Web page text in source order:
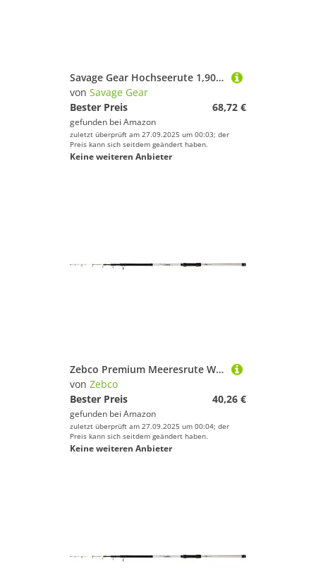
Savage Gear Hochseerute 1,90m XXH 200-600g SGS2 Boat Game Rute
von Savage Gear
Bester Preis
68,72 €
gefunden bei Amazon
zuletzt überprüft am 27.09.2025 um 00:03; der
Preis kann sich seitdem geändert haben.
Keine weiteren Anbieter
Zebco Premium Meeresrute White Tele Angelrute Bootsrute Hochsee-Angeln, Schwarz-Weiß, 3,50 m
von Zebco
Bester Preis
40,26 €
gefunden bei Amazon
zuletzt überprüft am 27.09.2025 um 00:04; der
Preis kann sich seitdem geändert haben.
Keine weiteren Anbieter